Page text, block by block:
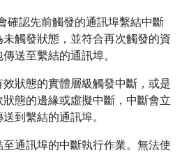
確認先前觸發的通訊埠繫結中斷
觸發狀態，並符合再次觸發的資
送至繫結的通訊埠。
狀態的實體層級觸發中斷，或是
態的邊緣或虛擬中斷，中斷會立
到繫結的通訊埠。
通訊埠的中斷執行作業。無法使